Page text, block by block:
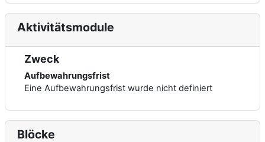
Aktivitätsmodule
Zweck
Aufbewahrungsfrist
Eine Aufbewahrungsfrist wurde nicht definiert
Blöcke